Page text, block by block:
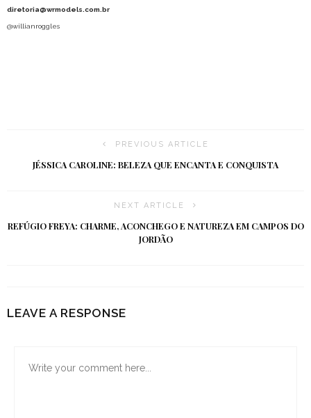
diretoria@wrmodels.com.br
@willianroggles
PREVIOUS ARTICLE
JÉSSICA CAROLINE: BELEZA QUE ENCANTA E CONQUISTA
NEXT ARTICLE
REFÚGIO FREYA: CHARME, ACONCHEGO E NATUREZA EM CAMPOS DO
JORDÃO
LEAVE A RESPONSE